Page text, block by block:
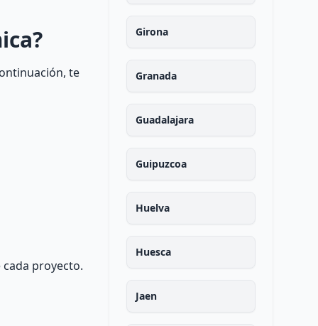
te
proyecto.
Girona
Granada
Guadalajara
Guipuzcoa
Huelva
Huesca
Jaen